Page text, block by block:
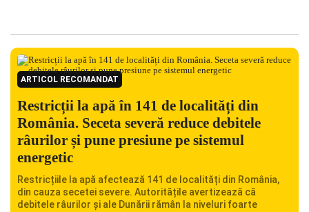
ARTICOL RECOMANDAT
Restricții la apă în 141 de localități din
România. Seceta severă reduce debitele
râurilor și pune presiune pe sistemul
energetic
Restricțiile la apă afectează 141 de localități din România,
din cauza secetei severe. Autoritățile avertizează că
debitele râurilor și ale Dunării rămân la niveluri foarte